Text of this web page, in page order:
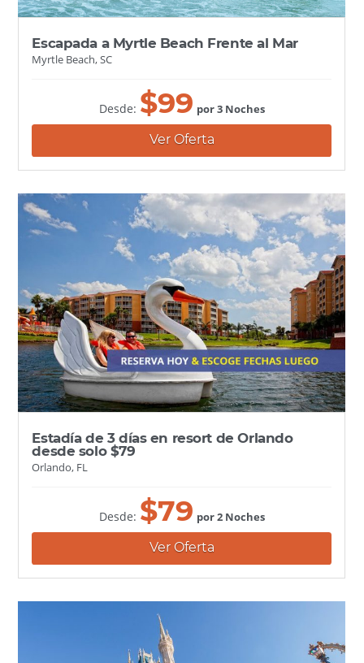
Escapada a Myrtle Beach Frente al Mar
Myrtle Beach, SC
Desde: $99 por 3 Noches
Ver Oferta
Estadía de 3 días en resort de Orlando
desde solo $79
Orlando, FL
Desde: $79 por 2 Noches
Ver Oferta